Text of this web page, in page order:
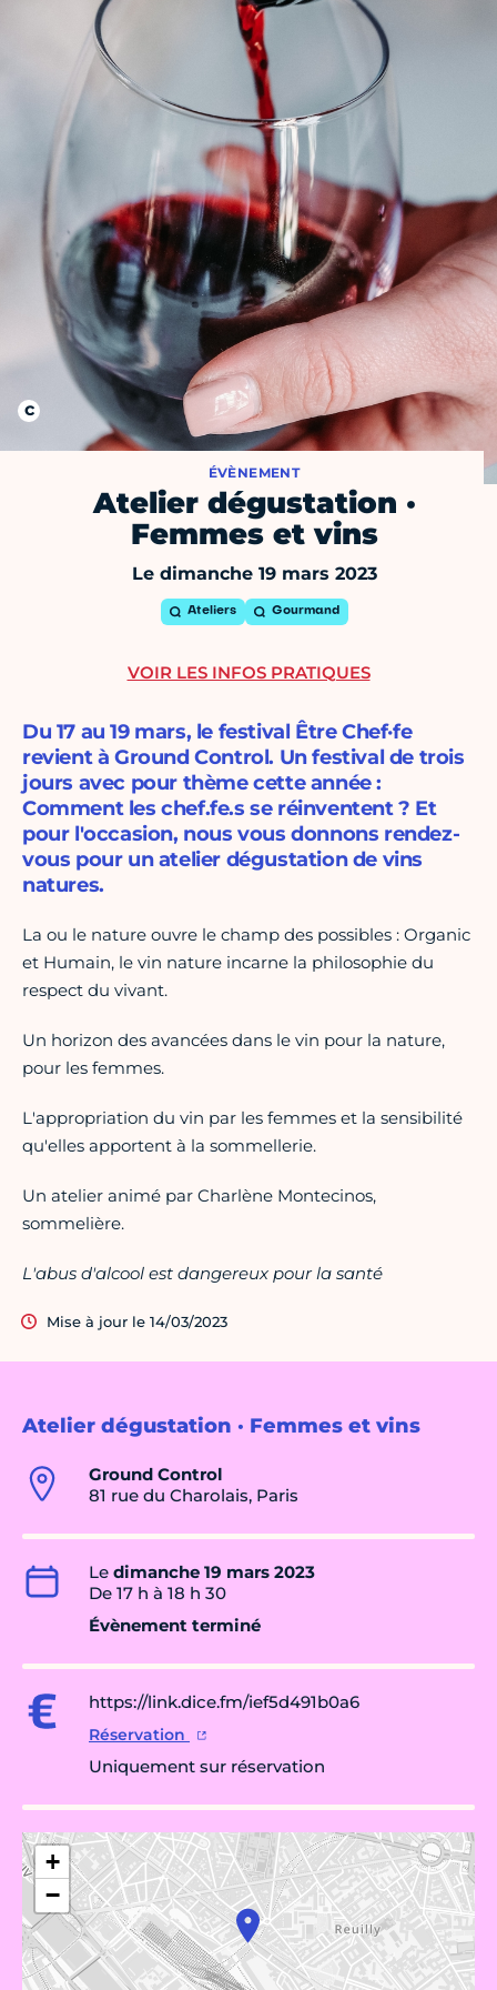
ÉVÈNEMENT
Atelier dégustation ·
Femmes et vins
Le dimanche 19 mars 2023
Ateliers Gourmand
Atelier dégustation · Femmes et vins
Ground Control
81 rue du Charolais, Paris
Le dimanche 19 mars 2023
De 17 h à 18 h 30
Évènement terminé
https://link.dice.fm/ief5d491b0a6
Réservation
Uniquement sur réservation
+
−
Du 17 au 19 mars, le festival Être Chef·fe
revient à Ground Control. Un festival de trois
jours avec pour thème cette année :
Comment les chef.fe.s se réinventent ? Et
pour l'occasion, nous vous donnons rendez-
vous pour un atelier dégustation de vins
natures.
La ou le nature ouvre le champ des possibles : Organic
et Humain, le vin nature incarne la philosophie du
respect du vivant.
Un horizon des avancées dans le vin pour la nature,
pour les femmes.
L'appropriation du vin par les femmes et la sensibilité
qu'elles apportent à la sommellerie.
Un atelier animé par Charlène Montecinos,
sommelière.
L'abus d'alcool est dangereux pour la santé
Mise à jour le 14/03/2023
VOIR LES INFOS PRATIQUES